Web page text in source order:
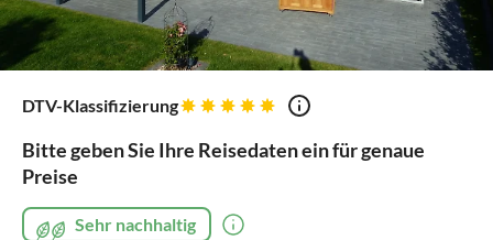
DTV-Klassifizierung
Bitte geben Sie Ihre Reisedaten ein für genaue
Preise
Sehr nachhaltig